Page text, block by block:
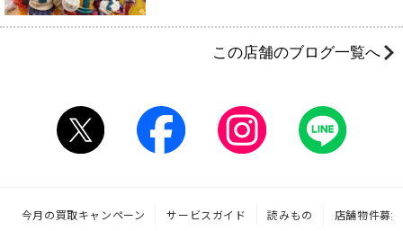
この店舗のブログ一覧へ
今月の買取キャンペーン サービスガイド 読みもの 店舗物件募集